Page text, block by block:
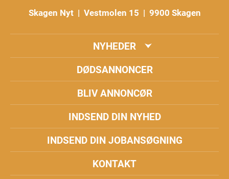
Skagen Nyt | Vestmolen 15 | 9900 Skagen
NYHEDER
DØDSANNONCER
BLIV ANNONCØR
INDSEND DIN NYHED
INDSEND DIN JOBANSØGNING
KONTAKT